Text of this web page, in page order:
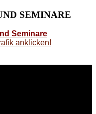
SEMINARE
Seminare
anklicken!